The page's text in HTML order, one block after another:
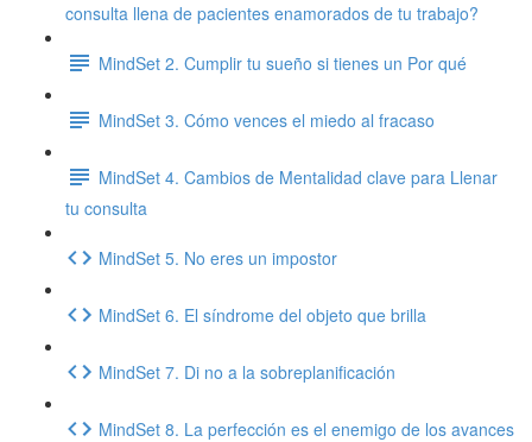
consulta llena de pacientes enamorados de tu trabajo?
MindSet 2. Cumplir tu sueño si tienes un Por qué
MindSet 3. Cómo vences el miedo al fracaso
MindSet 4. Cambios de Mentalidad clave para Llenar
tu consulta
MindSet 5. No eres un impostor
MindSet 6. El síndrome del objeto que brilla
MindSet 7. Di no a la sobreplanificación
MindSet 8. La perfección es el enemigo de los avances